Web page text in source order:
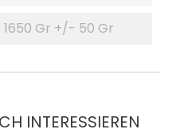
1650 Gr +/- 50 Gr
INTERESSIEREN